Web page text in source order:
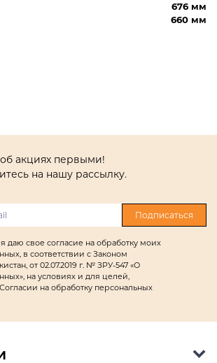
676 мм
660 мм
акциях первыми!
на нашу рассылку.
Подписаться
даю свое согласие на обработку моих
в соответствии с Законом
от 02.07.2019 г. № ЗРУ-547 «О
на условиях и для целей,
на обработку персональных